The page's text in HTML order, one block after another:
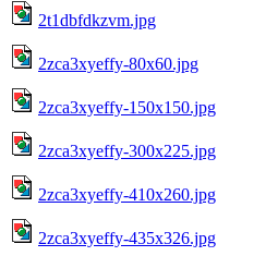
2t1dbfdkzvm.jpg
2zca3xyeffy-80x60.jpg
2zca3xyeffy-150x150.jpg
2zca3xyeffy-300x225.jpg
2zca3xyeffy-410x260.jpg
2zca3xyeffy-435x326.jpg